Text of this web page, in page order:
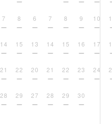
7 8
14 15
21 22
28 29
6 7 8 9 10
13 14 15 16 17
20 21 22 23 24
27 28 29 30